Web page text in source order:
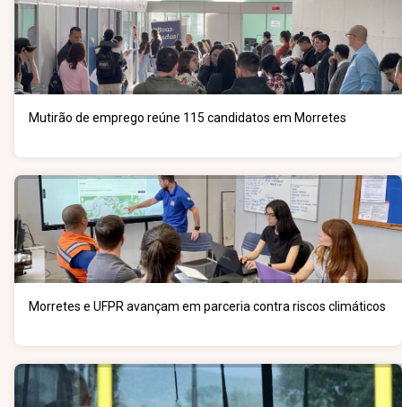
Mutirão de emprego reúne 115 candidatos em Morretes
Morretes e UFPR avançam em parceria contra riscos climáticos